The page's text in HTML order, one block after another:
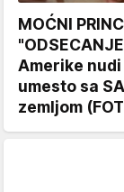
MOĆNI
Amerike
umesto sa
zemljom